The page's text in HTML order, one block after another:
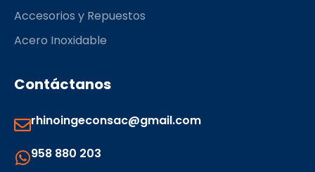
Accesorios y Repuestos
Acero Inoxidable
Contáctanos
rhinoingeconsac@gmail.com
958 880 203